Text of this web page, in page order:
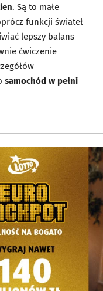
. Są to małe
funkcji świateł
lepszy balans
ćwiczenie
samochód w pełni